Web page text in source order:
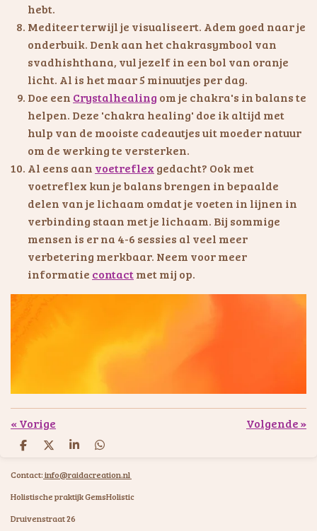
hebt.
Mediteer terwijl je visualiseert. Adem goed naar je
onderbuik. Denk aan het chakrasymbool van
svadhishthana, vul jezelf in een bol van oranje
licht. Al is het maar 5 minuutjes per dag.
Doe een Crystalhealing om je chakra's in balans te
helpen. Deze 'chakra healing' doe ik altijd met
hulp van de mooiste cadeautjes uit moeder natuur
om de werking te versterken.
Al eens aan voetreflex gedacht? Ook met
voetreflex kun je balans brengen in bepaalde
delen van je lichaam omdat je voeten in lijnen in
verbinding staan met je lichaam. Bij sommige
mensen is er na 4-6 sessies al veel meer
verbetering merkbaar. Neem voor meer
informatie contactmet mij op.
«Vorige Volgende»
D
l
n
D
e
l
S
a
r
e
D
l
e
n
Contact:info@raidacreation.nl
Holistische praktijk GemsHolistic
Druivenstraat 26